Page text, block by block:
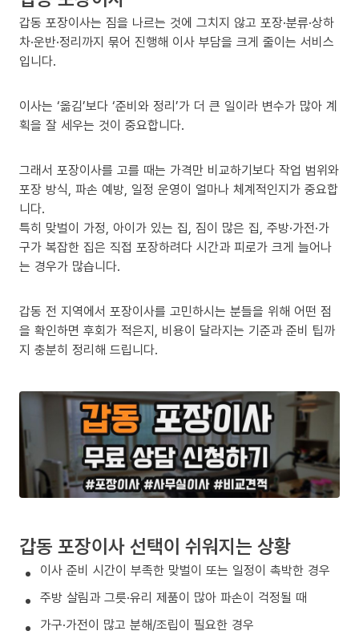
갑동 포장이사는 짐을 나르는 것에 그치지 않고 포장·분류·상하
차·운반·정리까지 묶어 진행해 이사 부담을 크게 줄이는 서비스
입니다.
이사는 ‘옮김’보다 ‘준비와 정리’가 더 큰 일이라 변수가 많아 계
획을 잘 세우는 것이 중요합니다.
그래서 포장이사를 고를 때는 가격만 비교하기보다 작업 범위와
포장 방식, 파손 예방, 일정 운영이 얼마나 체계적인지가 중요합
니다.
특히 맞벌이 가정, 아이가 있는 집, 짐이 많은 집, 주방·가전·가
구가 복잡한 집은 직접 포장하려다 시간과 피로가 크게 늘어나
는 경우가 많습니다.
갑동 전 지역에서 포장이사를 고민하시는 분들을 위해 어떤 점
을 확인하면 후회가 적은지, 비용이 달라지는 기준과 준비 팁까
지 충분히 정리해 드립니다.
갑동 포장이사 선택이 쉬워지는 상황
이사 준비 시간이 부족한 맞벌이 또는 일정이 촉박한 경우
주방 살림과 그릇·유리 제품이 많아 파손이 걱정될 때
가구·가전이 많고 분해/조립이 필요한 경우